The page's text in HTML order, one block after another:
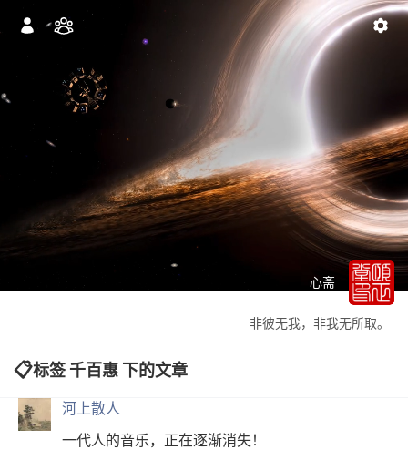
心斋
非彼无我，非我无所取。
标签 千百惠 下的文章
河上散人
一代人的音乐，正在逐渐消失！